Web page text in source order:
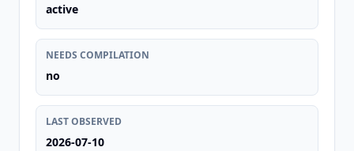
active
NEEDS COMPILATION
no
LAST OBSERVED
2026-07-10